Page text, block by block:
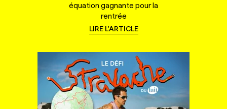
équation gagnante pour la
rentrée
LIRE L'ARTICLE